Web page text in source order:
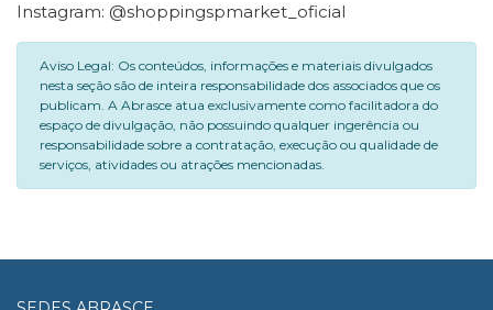
Instagram: @shoppingspmarket_oficial
Aviso Legal: Os conteúdos, informações e materiais divulgados
nesta seção são de inteira responsabilidade dos associados que os
publicam. A Abrasce atua exclusivamente como facilitadora do
espaço de divulgação, não possuindo qualquer ingerência ou
responsabilidade sobre a contratação, execução ou qualidade de
serviços, atividades ou atrações mencionadas.